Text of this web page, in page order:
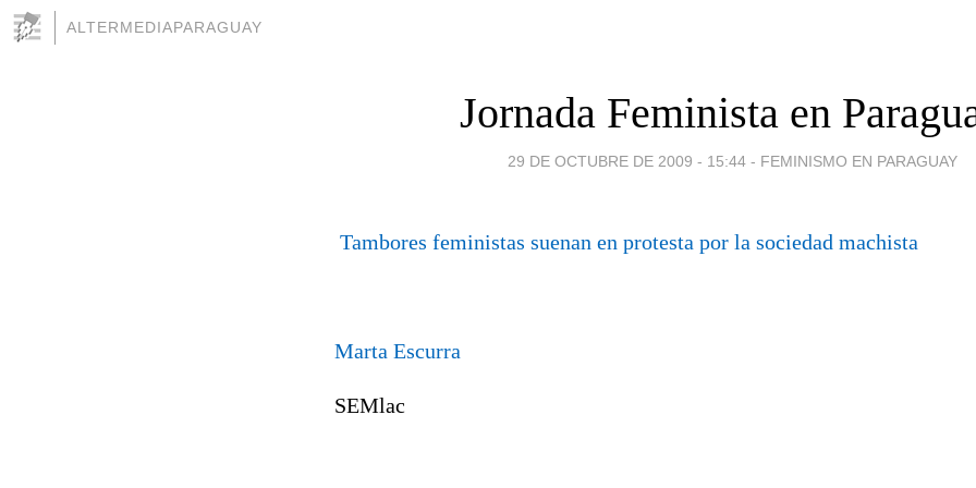
ALTERMEDIAPARAGUAY
Jornada Feminista en
29 DE OCTUBRE DE 2009 - 15:44 - FEMINISMO EN PARAGUAY
Tambores feministas suenan en protesta por la sociedad machista
Marta Escurra
SEMlac